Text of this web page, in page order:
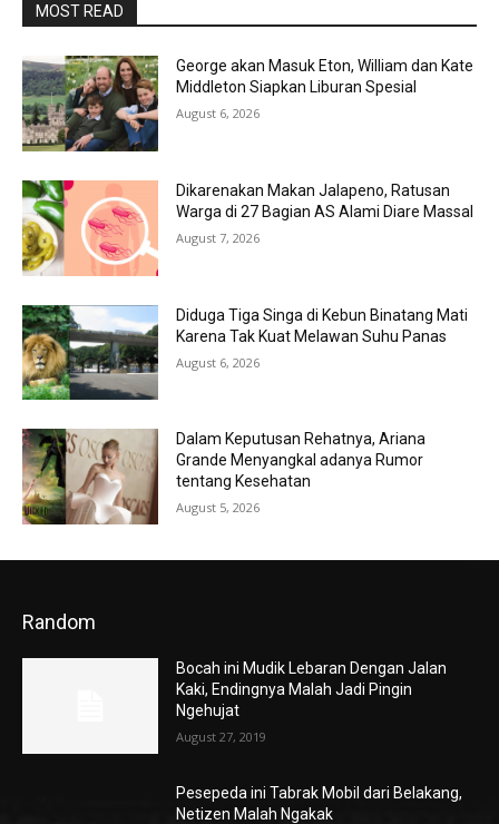
MOST READ
George akan Masuk Eton, William dan Kate
Middleton Siapkan Liburan Spesial
August 6, 2026
Dikarenakan Makan Jalapeno, Ratusan
Warga di 27 Bagian AS Alami Diare Massal
August 7, 2026
Diduga Tiga Singa di Kebun Binatang Mati
Karena Tak Kuat Melawan Suhu Panas
August 6, 2026
Dalam Keputusan Rehatnya, Ariana
Grande Menyangkal adanya Rumor
tentang Kesehatan
August 5, 2026
Random
Bocah ini Mudik Lebaran Dengan Jalan
Kaki, Endingnya Malah Jadi Pingin
Ngehujat
August 27, 2019
Pesepeda ini Tabrak Mobil dari Belakang,
Netizen Malah Ngakak